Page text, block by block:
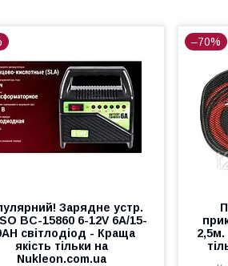
Зарядне устр.
BC-15860 6-12V 6A/15-
світлодіод - Краща
якість тільки на
Nukleon.com.ua
–70%
2,5м.